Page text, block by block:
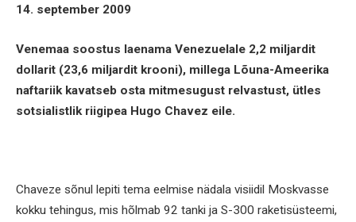
14. september 2009
Venemaa soostus laenama Venezuelale 2,2 miljardit
dollarit (23,6 miljardit krooni), millega Lõuna-Ameerika
naftariik kavatseb osta mitmesugust relvastust, ütles
sotsialistlik riigipea Hugo Chavez eile.
Chaveze sõnul lepiti tema eelmise nädala visiidil Moskvasse
kokku tehingus, mis hõlmab 92 tanki ja S-300 raketisüsteemi,